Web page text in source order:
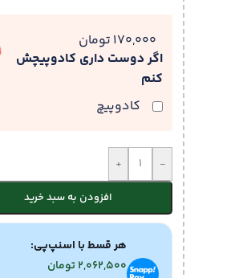
اگر دوست داری کادوپیچش
کنم
کادوپیچ
170,000 تومان
-
+
افزودن به سبد خرید
هر قسط با اسنپ‌پی:
2,062,500تومان